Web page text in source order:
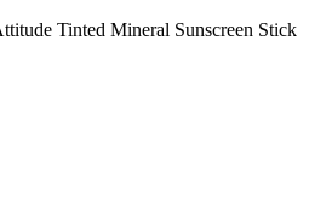
Tinted Mineral Sunscreen Stick